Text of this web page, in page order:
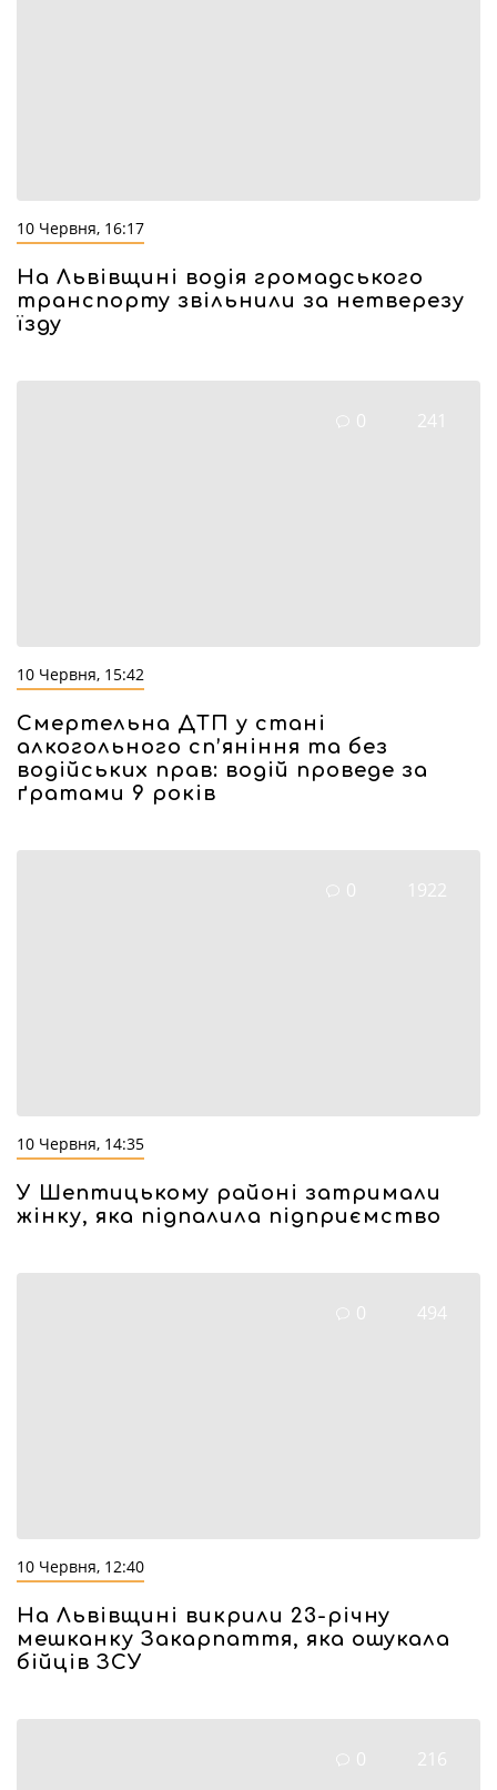
10 Червня, 16:17
На Львівщині водія громадського
транспорту звільнили за нетверезу
їзду
0 241
10 Червня, 15:42
Смертельна ДТП у стані
алкогольного сп’яніння та без
водійських прав: водій проведе за
ґратами 9 років
0 1922
10 Червня, 14:35
У Шептицькому районі затримали
жінку, яка підпалила підприємство
0 494
10 Червня, 12:40
На Львівщині викрили 23-річну
мешканку Закарпаття, яка ошукала
бійців ЗСУ
0 216